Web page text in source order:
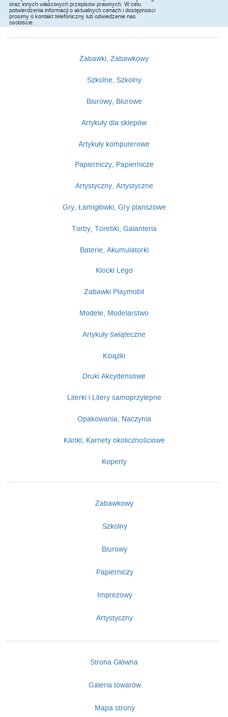
oraz innych właściwych przepisów prawnych. W celu
potwierdzenia informacji o aktualnych cenach i dostępności
prosimy o kontakt telefoniczny lub odwiedzenie nas
osobiście.
Zabawki, Zabawkowy
Szkolne, Szkolny
Biurowy, Biurowe
Artykuły dla sklepów
Artykuły komputerowe
Papierniczy, Papiernicze
Artystyczny, Artystyczne
Gry, Łamigłówki, Gry planszowe
Torby, Torebki, Galanteria
Baterie, Akumulatorki
Klocki Lego
Zabawki Playmobil
Modele, Modelarstwo
Artykuły świąteczne
Książki
Druki Akcydensowe
Literki i Litery samoprzylepne
Opakowania, Naczynia
Kartki, Karnety okolicznościowe
Koperty
Zabawkowy
Szkolny
Biurowy
Papierniczy
Imprezowy
Artystyczny
Strona Główna
Galeria towarów
Mapa strony